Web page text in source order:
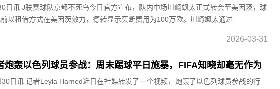
日讯 J联赛球队京都不死鸟今日官方宣布，队内中场川崎飒太正式转会至美因茨，球
以租借方式在美因茨效力，德转显示买断费用为100万欧。川崎飒太通过
2026-03-31
炮轰以色列球员参战：周末踢球平日施暴，FIFA知晓却毫无作为
日讯 记者Leyla Hamed近日在社媒转发了一个视频，炮轰了以色列球员参战的行